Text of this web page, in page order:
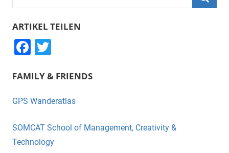
nach:
ARTIKEL TEILEN
F
c
e
o
o
tt
er
FAMILY & FRIENDS
GPS Wanderatlas
SOMCAT School of Management, Creativity &
Technology